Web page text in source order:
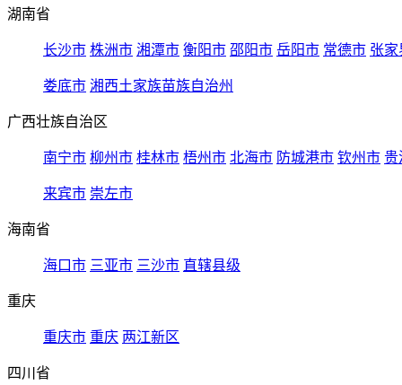
湖南省
长沙市 株洲市 湘潭市 衡阳市 邵阳市 岳阳市 常德市 张家
娄底市 湘西土家族苗族自治州
广西壮族自治区
南宁市 柳州市 桂林市 梧州市 北海市 防城港市 钦州市 贵
来宾市 崇左市
海南省
海口市 三亚市 三沙市 直辖县级
重庆
重庆市 重庆 两江新区
四川省